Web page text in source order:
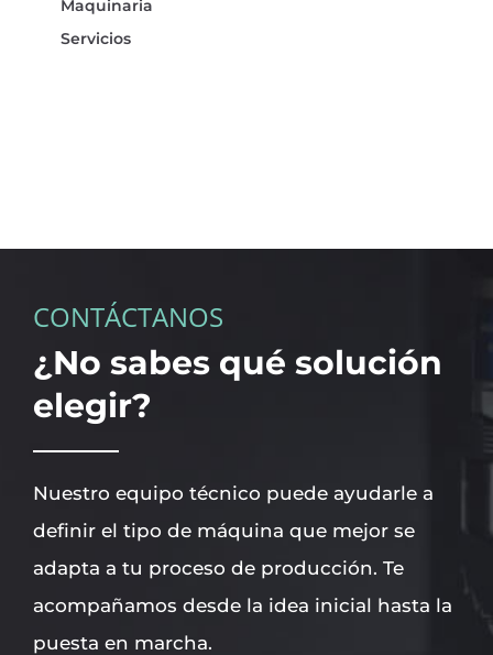
Maquinaria
Servicios
CONTÁCTANOS
¿No sabes qué solución
elegir?
Nuestro equipo técnico puede ayudarle a
definir el tipo de máquina que mejor se
adapta a tu proceso de producción. Te
acompañamos desde la idea inicial hasta la
puesta en marcha.